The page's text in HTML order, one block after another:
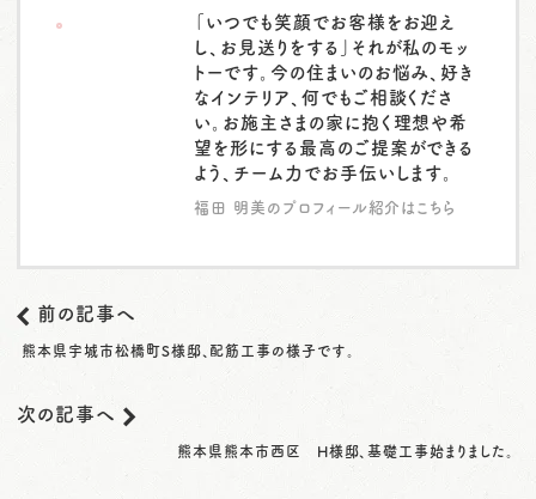
「いつでも笑顔でお客様をお迎え
し、お見送りをする」それが私のモッ
トーです。今の住まいのお悩み、好き
なインテリア、何でもご相談くださ
い。お施主さまの家に抱く理想や希
望を形にする最高のご提案ができる
よう、チーム力でお手伝いします。
福田 明美のプロフィール紹介はこちら
前の記事へ
熊本県宇城市松橋町S様邸、配筋工事の様子です。
次の記事へ
熊本県熊本市西区 H様邸、基礎工事始まりました。